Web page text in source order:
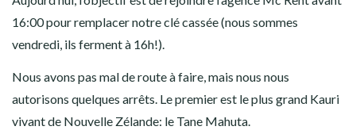
pour sortir de l’espace de camping, ça risque d’être rock and
roll si c’est trempé.
Et ben ça a été tendu de chez tendu. Sincèrement je pensais
que ça passerait pas. Heureusement Steph a eu le réflexe
d’utiliser les conseils reçu d’un islandais: coup de volant à